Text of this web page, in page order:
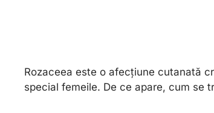
Rozaceea este o afecțiune cutanată
special femeile. De ce apare, cum se